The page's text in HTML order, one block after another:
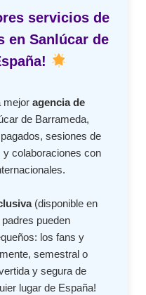
servicios de
en Sanlúcar de
mejoragencia de
de Barrameda,
sesiones de
colaboraciones con
(disponible en
pueden
los fans y
semestral o
y segura de
lugar de España!